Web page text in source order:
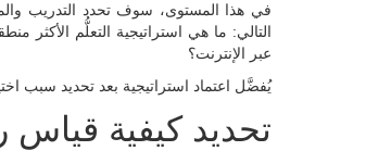
في هذا المستوى، سوف تحدد التدريب
التالي: ما هي استراتيجية التعلُّم الأكثر
عبر الإنترنت؟
يُفضَّل اعتماد استراتيجية بعد تحديد سبب
تحديد كيفية قياس